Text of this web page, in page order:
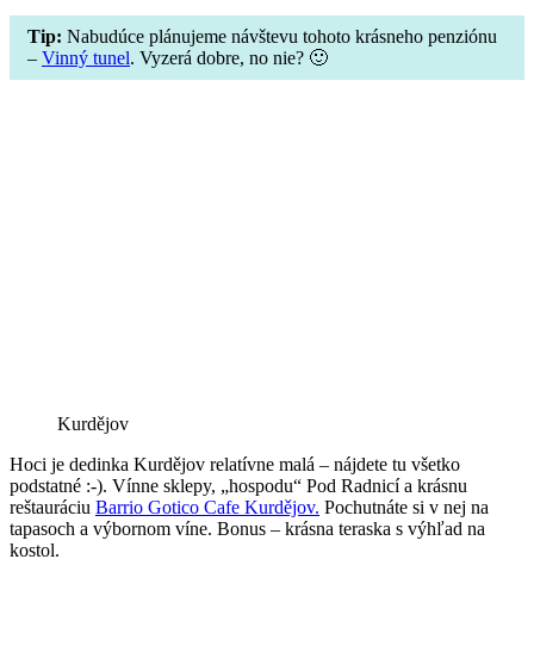
Tip: Nabudúce plánujeme návštevu tohoto krásneho penziónu
– Vinný tunel. Vyzerá dobre, no nie? 🙂
Kurdějov
Hoci je dedinka Kurdějov relatívne malá – nájdete tu všetko
podstatné :-). Vínne sklepy, „hospodu“ Pod Radnicí a krásnu
reštauráciu Barrio Gotico Cafe Kurdějov. Pochutnáte si v nej na
tapasoch a výbornom víne. Bonus – krásna teraska s výhľad na
kostol.